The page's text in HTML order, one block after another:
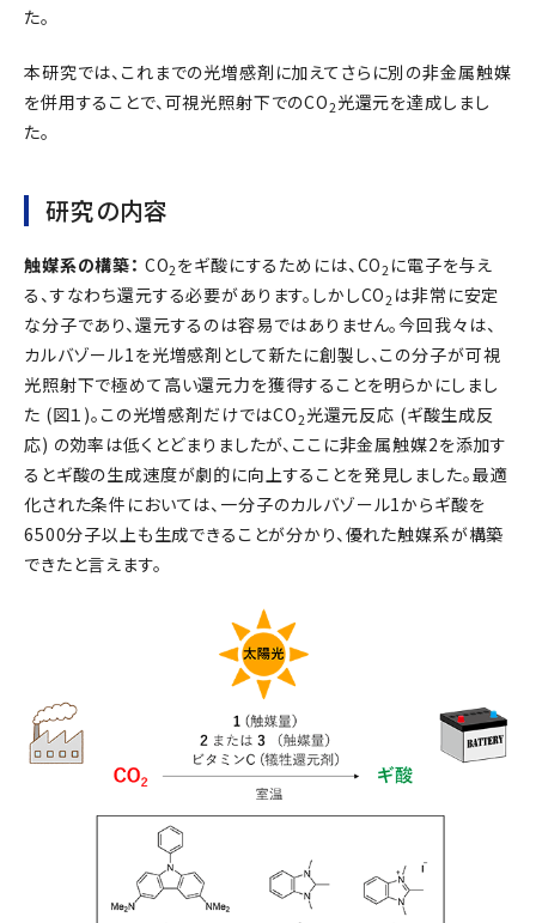
た。
本研究では、これまでの光増感剤に加えてさらに別の非金属触媒
を併用することで、可視光照射下でのCO2 光還元を達成しまし
た。
研究の内容
触媒系の構築： CO2 をギ酸にするためには、CO2 に電子を与え
る、すなわち還元する必要があります。しかしCO2 は非常に安定
な分子であり、還元するのは容易ではありません。今回我々は、
カルバゾール1を光増感剤として新たに創製し、この分子が可視
光照射下で極めて高い還元力を獲得することを明らかにしまし
た (図１)。この光増感剤だけではCO2 光還元反応 (ギ酸生成反
応) の効率は低くとどまりましたが、ここに非金属触媒2を添加す
るとギ酸の生成速度が劇的に向上することを発見しました。最適
化された条件においては、一分子のカルバゾール1からギ酸を
6500分子以上も生成できることが分かり、優れた触媒系が構築
できたと言えます。